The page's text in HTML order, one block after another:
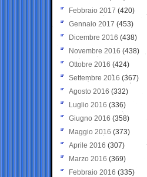
Febbraio 2017 (420)
Gennaio 2017 (453)
Dicembre 2016 (438)
Novembre 2016 (438)
Ottobre 2016 (424)
Settembre 2016 (367)
Agosto 2016 (332)
Luglio 2016 (336)
Giugno 2016 (358)
Maggio 2016 (373)
Aprile 2016 (307)
Marzo 2016 (369)
Febbraio 2016 (335)